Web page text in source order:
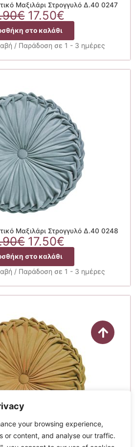
your browsing experience,
or content, and analyse our traffic.
Μαξιλάρι Στρογγυλό Δ.40 0247
€ Original
price
was:
21.90€.
17.50€Η
τρέχουσα
τιμή
είναι:
17.50€.
στο καλάθι
/ Παράδοση σε 1 - 3 ημέρες
Μαξιλάρι Στρογγυλό Δ.40 0248
€ Original
price
was:
21.90€.
17.50€Η
τρέχουσα
τιμή
είναι:
17.50€.
στο καλάθι
/ Παράδοση σε 1 - 3 ημέρες